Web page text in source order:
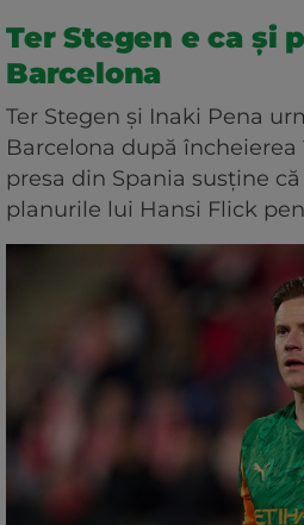
Ter Stegen e ca și
Barcelona
Ter Stegen și Inaki Pena
Barcelona după
presa din Spania susține
planurile lui Hansi Flick